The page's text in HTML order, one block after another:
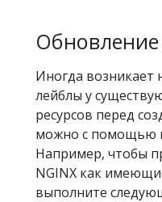
Иногда возникает
лейблы у
ресурсов перед
можно с помощью
Например, чтобы
NGINX как
выполните